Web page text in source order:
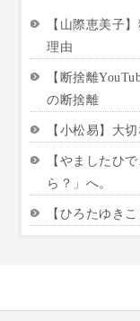
【山際恵美子
理由
【断捨離
の断捨離
【小松易】大
【やましたひ
ら？」へ。
【ひろたゆき